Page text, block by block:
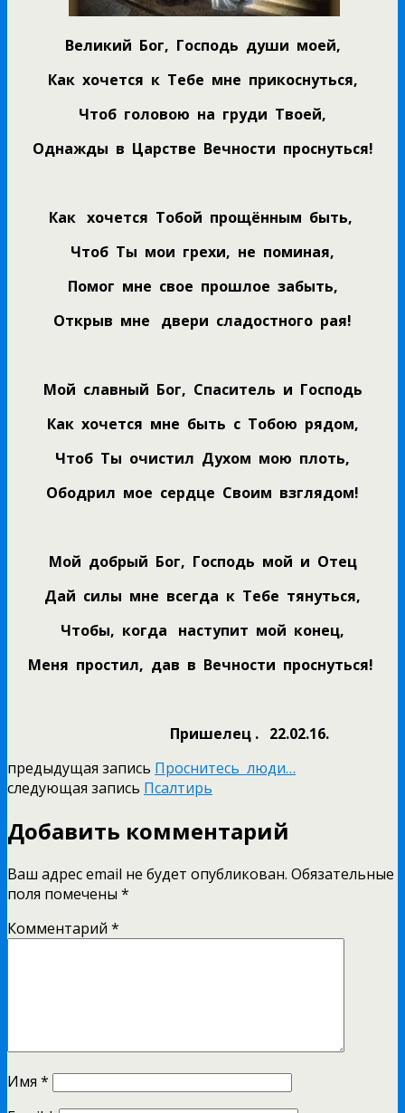
Великий Бог, Господь души моей,
Как хочется к Тебе мне прикоснуться,
Чтоб головою на груди Твоей,
Однажды в Царстве Вечности проснуться!
Как хочется Тобой прощённым быть,
Чтоб Ты мои грехи, не поминая,
Помог мне свое прошлое забыть,
Открыв мне двери сладостного рая!
Мой славный Бог, Спаситель и Господь
Как хочется мне быть с Тобою рядом,
Чтоб Ты очистил Духом мою плоть,
Ободрил мое сердце Своим взглядом!
Мой добрый Бог, Господь мой и Отец
Дай силы мне всегда к Тебе тянуться,
Чтобы, когда наступит мой конец,
Меня простил, дав в Вечности проснуться!
Пришелец . 22.02.16.
предыдущая запись Проснитесь люди…
следующая запись Псалтирь
Добавить комментарий
Ваш адрес email не будет опубликован. Обязательные
поля помечены *
Комментарий *
Имя *